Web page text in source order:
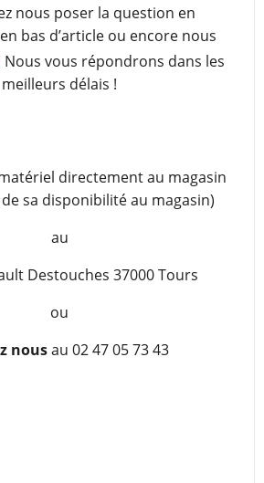
nous poser la question en
bas d’article ou encore nous
Nous vous répondrons dans les
meilleurs délais !
directement au magasin
sa disponibilité au magasin)
au
Destouches 37000 Tours
ou
nousau 02 47 05 73 43